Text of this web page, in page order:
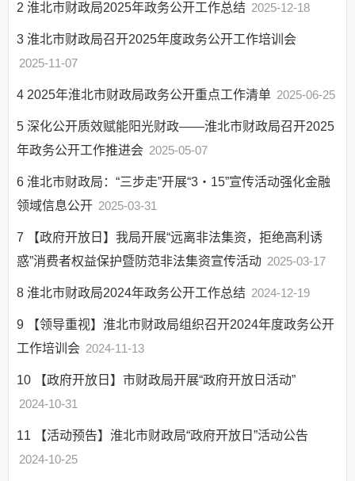
2 淮北市财政局2025年政务公开工作总结 2025-12-18
3 淮北市财政局召开2025年度政务公开工作培训会
2025-11-07
4 2025年淮北市财政局政务公开重点工作清单 2025-06-25
5 深化公开质效赋能阳光财政——淮北市财政局召开2025
年政务公开工作推进会 2025-05-07
6 淮北市财政局：“三步走”开展“3・15”宣传活动强化金融
领域信息公开 2025-03-31
7
【政府开放日】我局开展“远离非法集资，拒绝高利诱
惑”消费者权益保护暨防范非法集资宣传活动 2025-03-17
8 淮北市财政局2024年政务公开工作总结 2024-12-19
9
【领导重视】淮北市财政局组织召开2024年度政务公开
工作培训会 2024-11-13
10
【政府开放日】市财政局开展“政府开放日活动”
2024-10-31
11
【活动预告】淮北市财政局“政府开放日”活动公告
2024-10-25